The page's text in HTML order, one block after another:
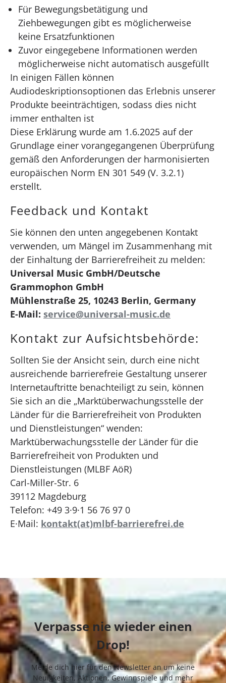
Für Bewegungsbetätigung und
Ziehbewegungen gibt es möglicherweise
keine Ersatzfunktionen
Zuvor eingegebene Informationen werden
möglicherweise nicht automatisch ausgefüllt
In einigen Fällen können
Audiodeskriptionsoptionen das Erlebnis unserer
Produkte beeinträchtigen, sodass dies nicht
immer enthalten ist
Diese Erklärung wurde am 1.6.2025 auf der
Grundlage einer vorangegangenen Überprüfung
gemäß den Anforderungen der harmonisierten
europäischen Norm EN 301 549 (V. 3.2.1)
erstellt.
Feedback und Kontakt
Sie können den unten angegebenen Kontakt
verwenden, um Mängel im Zusammenhang mit
der Einhaltung der Barrierefreiheit zu melden:
Universal Music GmbH/Deutsche
Grammophon GmbH
Mühlenstraße 25, 10243 Berlin, Germany
E-Mail: service@universal-music.de
Kontakt zur Aufsichtsbehörde:
Sollten Sie der Ansicht sein, durch eine nicht
ausreichende barrierefreie Gestaltung unserer
Internetauftritte benachteiligt zu sein, können
Sie sich an die „Marktüberwachungsstelle der
Länder für die Barrierefreiheit von Produkten
und Dienstleistungen“ wenden:
Marktüberwachungsstelle der Länder für die
Barrierefreiheit von Produkten und
Dienstleistungen (MLBF AöR)
Carl-Miller-Str. 6
39112 Magdeburg
Telefon: +49 3·9·1 56 76 97 0
E·Mail: kontakt(at)mlbf-barrierefrei.de
Verpasse nie wieder einen
Drop!
Melde dich hier für den Newsletter an um keine
Neuigkeiten, Aktionen, Gewinnspiele und mehr